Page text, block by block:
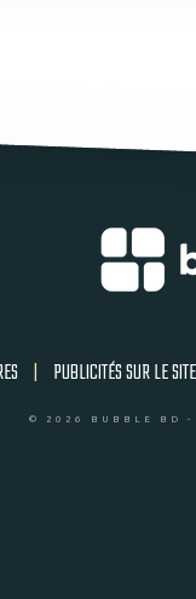
| PUBLICITÉS SUR LE SITE
© 2026 BUBBLE BD -